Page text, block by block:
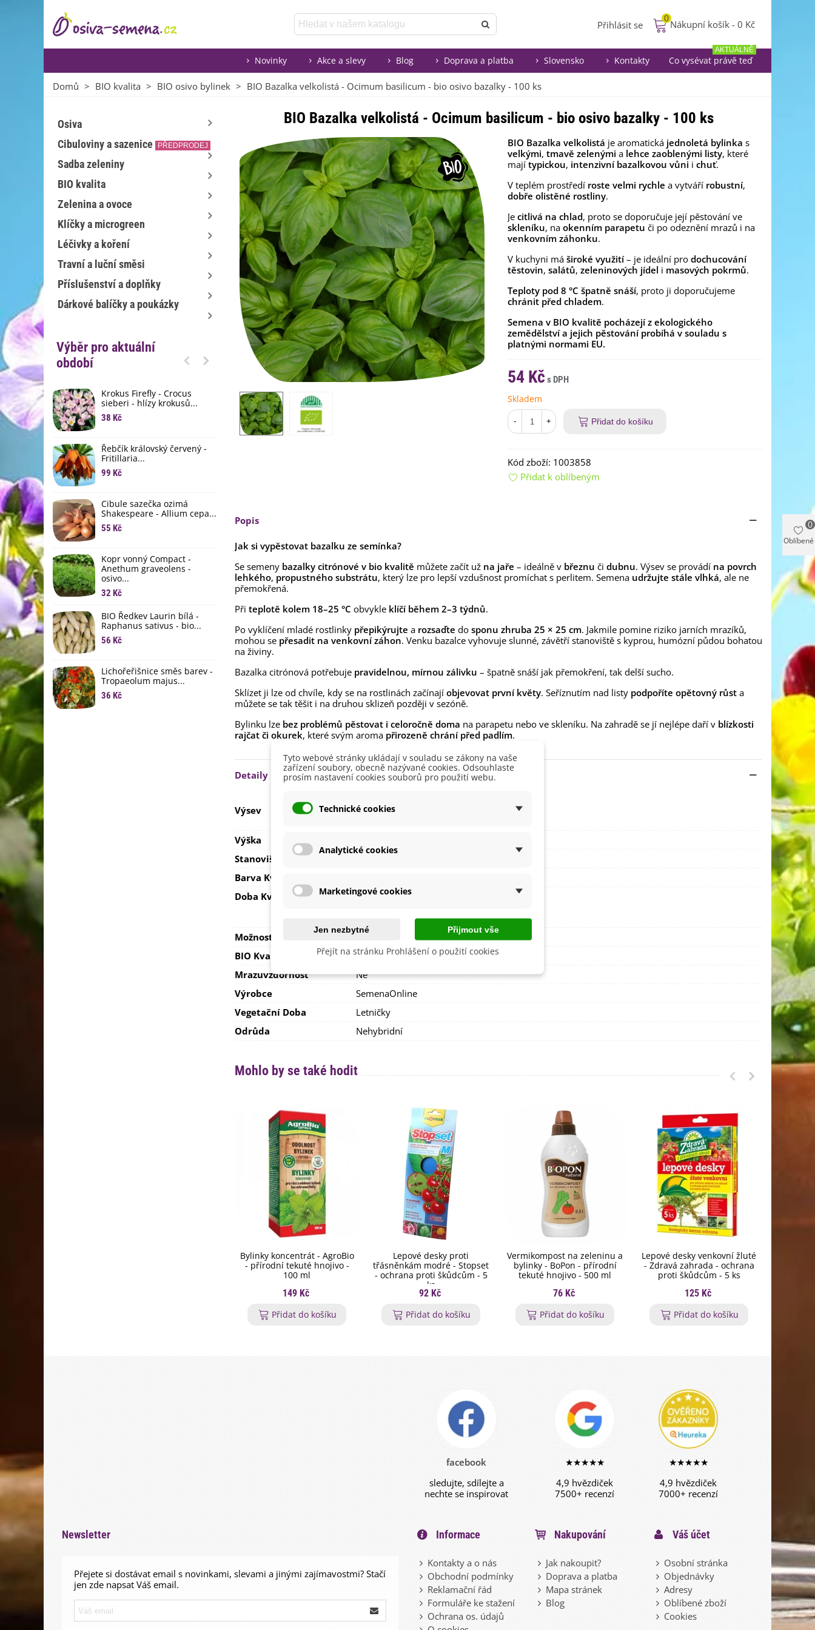
Přihlásit se
0
Nákupní košík - 0 Kč
Novinky Akce a slevy Blog Doprava a platba Slovensko Kontakty Co vysévat právě teď
AKTUÁLNĚ
Domů > BIO kvalita > BIO osivo bylinek > BIO Bazalka velkolistá - Ocimum basilicum - bio osivo bazalky - 100 ks
Osiva
Cibuloviny a sazenice
PŘEDPRODEJ
Sadba zeleniny
BIO kvalita
Zelenina a ovoce
Klíčky a microgreen
Léčivky a koření
Travní a luční směsi
Příslušenství a doplňky
Dárkové balíčky a poukázky
Výběr pro aktuální
období
Krokus Firefly - Crocus
sieberi - hlízy krokusů...
38 Kč
Řebčík královský červený -
Fritillaria...
99 Kč
Cibule sazečka ozimá
Shakespeare - Allium cepa...
55 Kč
Kopr vonný Compact -
Anethum graveolens -
osivo...
32 Kč
BIO Ředkev Laurin bílá -
Raphanus sativus - bio...
56 Kč
Lichořeřišnice směs barev -
Tropaeolum majus...
36 Kč
Semínkové bomby - dárkový
box na vajíčka -...
192 Kč
lilií - 1 ks
Begonie plnokvětá žlutá -
Begonia superba -...
60 Kč 85 Kč -30%
Eukalyptus Baby Blue -
Blahovičník - Eukalyptus...
90 Kč
BIO Bazalka velkolistá - Ocimum basilicum - bio osivo bazalky - 100 ks
BIO Bazalka velkolistá je aromatická jednoletá bylinka s
velkými, tmavě zelenými a lehce zaoblenými listy, které
mají typickou, intenzivní bazalkovou vůni i chuť.
V teplém prostředí roste velmi rychle a vytváří robustní,
dobře olistěné rostliny.
Je citlivá na chlad, proto se doporučuje její pěstování ve
skleníku, na okenním parapetu či po odeznění mrazů i na
venkovním záhonku.
V kuchyni má široké využití– je ideální pro dochucování
těstovin, salátů, zeleninových jídel i masových pokrmů.
Teploty pod 8 °C špatně snáší, proto ji doporučujeme
chránit před chladem.
Semena v BIO kvalitě pocházejí z ekologického
zemědělství a jejich pěstování probíhá v souladu s
platnými normami EU.
54 Kč
Skladem
- + Přidat do košíku
Kód zboží: 1003858
Přidat k oblíbeným
Popis
Jak si vypěstovat bazalku ze semínka?
Se semeny bazalky citrónové v bio kvalitě můžete začít už na jaře – ideálně v březnu či dubnu. Výsev se provádí na povrch
lehkého, propustného substrátu, který lze pro lepší vzdušnost promíchat s perlitem. Semena udržujte stále vlhká, ale ne
přemokřená.
Při teplotě kolem 18–25 °C obvykle klíčí během 2–3 týdnů.
Po vyklíčení mladé rostlinky přepikýrujte a rozsaďte do sponu zhruba 25 × 25 cm. Jakmile pomine riziko jarních mrazíků,
mohou se přesadit na venkovní záhon. Venku bazalce vyhovuje slunné, závětří stanoviště s kyprou, humózní půdou bohatou
na živiny.
Bazalka citrónová potřebuje pravidelnou, mírnou zálivku – špatně snáší jak přemokření, tak delší sucho.
Sklízet ji lze od chvíle, kdy se na rostlinách začínají objevovat první květy. Seříznutím nad listy podpoříte opětovný růst a
můžete se tak těšit i na druhou sklizeň později v sezóně.
Bylinku lze bez problémů pěstovat i celoročně doma na parapetu nebo ve skleníku. Na zahradě se jí nejlépe daří v blízkosti
rajčat či okurek, které svým aroma přirozeně chrání před padlím.
Detaily produktu
Výsev
Březen
Výška
Stanoviště
Barva Květů
Doba Kvetení
Červen
Možnosti Pěstování
BIO Kvalita
Ano
Mrazuvzdornost
Ne
Výrobce
SemenaOnline
Vegetační Doba
Letničky
Odrůda
Nehybridní
Mohlo by se také hodit
Bylinky koncentrát - AgroBio
- přírodní tekuté hnojivo -
100 ml
149 Kč
Přidat do košíku
Lepové desky proti
třásněnkám modré - Stopset
- ochrana proti škůdcům - 5
ks
92 Kč
Přidat do košíku
Vermikompost na zeleninu a
bylinky - BoPon - přírodní
tekuté hnojivo - 500 ml
76 Kč
Přidat do košíku
Lepové desky venkovní žluté
- Zdravá zahrada - ochrana
proti škůdcům - 5 ks
125 Kč
Přidat do košíku
facebook
sledujte, sdílejte a
nechte se inspirovat
★★★★★
4,9 hvězdiček
7500+ recenzí
★★★★★
4,9 hvězdiček
7000+ recenzí
Newsletter
Přejete si dostávat email s novinkami, slevami a jinými zajímavostmi? Stačí
jen zde napsat Váš email.
Informace
Kontakty a o nás
Obchodní podmínky
Reklamační řád
Formuláře ke stažení
Ochrana os. údajů
Nakupování
Jak nakoupit?
Doprava a platba
Mapa stránek
Blog
Váš účet
Osobní stránka
Objednávky
Adresy
Oblíbené zboží
Cookies
Oblíbené
0
Tyto webové stránky ukládají v souladu se zákony na vaše
zařízení soubory, obecně nazývané cookies. Odsouhlaste
prosím nastavení cookies souborů pro použití webu.
Technické cookies
Analytické cookies
Marketingové cookies
Jen nezbytné Přijmout vše
Přejít na stránku Prohlášení o použití cookies